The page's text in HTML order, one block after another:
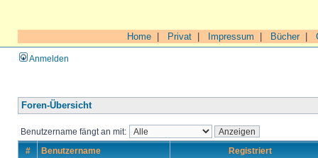
Home Privat Impressum Bücher|
Anmelden
Foren-Übersicht
Benutzername fängt an mit:
# Benutzername Registriert